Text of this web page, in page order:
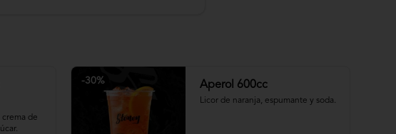
crema de
-30% Aperol 600cc
Licor de naranja, espumante y soda.